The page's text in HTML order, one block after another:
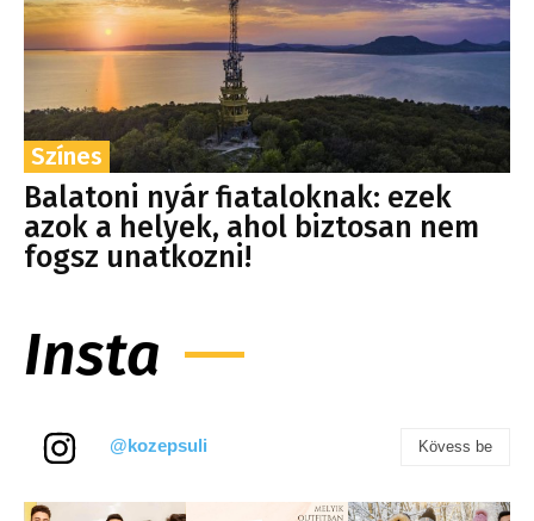
Színes
Balatoni nyár fiataloknak: ezek
azok a helyek, ahol biztosan nem
fogsz unatkozni!
Insta
@kozepsuli Kövess be